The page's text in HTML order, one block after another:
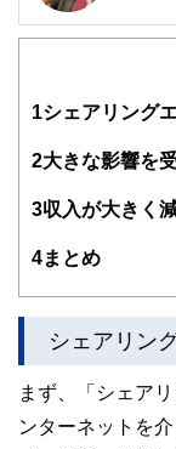
明治大
ニング
「ロー
時代を
と考え
1 シェアリング
2大きな影響を
3収入が大きく
4まとめ
シェアリン
まず、「シェア
ンターネットを